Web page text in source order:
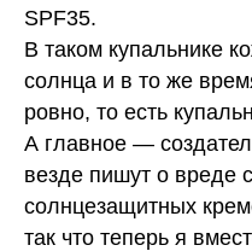
SPF35.
В таком купальнике
солнца и в то же
ровно, то есть
А главное —
везде пишут о вреде
солнцезащитных
так что теперь я